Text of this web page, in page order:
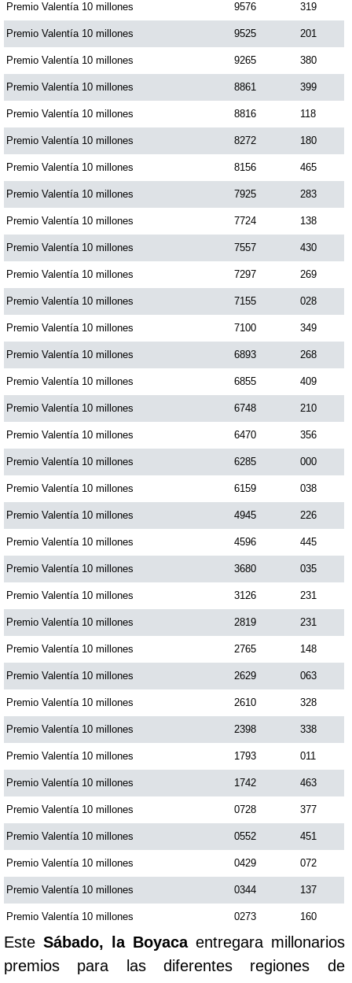
Premio Valentía 10 millones 9576 319
Premio Valentía 10 millones 9525 201
Premio Valentía 10 millones 9265 380
Premio Valentía 10 millones 8861 399
Premio Valentía 10 millones 8816 118
Premio Valentía 10 millones 8272 180
Premio Valentía 10 millones 8156 465
Premio Valentía 10 millones 7925 283
Premio Valentía 10 millones 7724 138
Premio Valentía 10 millones 7557 430
Premio Valentía 10 millones 7297 269
Premio Valentía 10 millones 7155 028
Premio Valentía 10 millones 7100 349
Premio Valentía 10 millones 6893 268
Premio Valentía 10 millones 6855 409
Premio Valentía 10 millones 6748 210
Premio Valentía 10 millones 6470 356
Premio Valentía 10 millones 6285 000
Premio Valentía 10 millones 6159 038
Premio Valentía 10 millones 4945 226
Premio Valentía 10 millones 4596 445
Premio Valentía 10 millones 3680 035
Premio Valentía 10 millones 3126 231
Premio Valentía 10 millones 2819 231
Premio Valentía 10 millones 2765 148
Premio Valentía 10 millones 2629 063
Premio Valentía 10 millones 2610 328
Premio Valentía 10 millones 2398 338
Premio Valentía 10 millones 1793 011
Premio Valentía 10 millones 1742 463
Premio Valentía 10 millones 0728 377
Premio Valentía 10 millones 0552 451
Premio Valentía 10 millones 0429 072
Premio Valentía 10 millones 0344 137
Premio Valentía 10 millones 0273 160
Este Sábado, la Boyaca entregara millonarios
premios para las diferentes regiones de